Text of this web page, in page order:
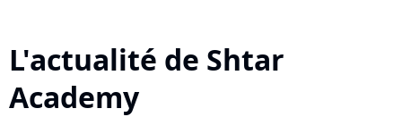
L'actualité de Shtar
Academy